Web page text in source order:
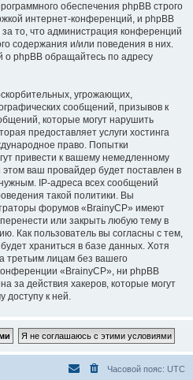
обеспечения phpBB строго
интернет-конференций, и phpBB
за то, что администрация конференций
содержания и/или поведения в них.
phpBB обращайтесь по адресу
угрожающих,
сообщений, призывов к
которые могут нарушить
предоставляет услуги хостинга
право. Попытки
привести к вашему немедленному
ваш провайдер будет поставлен в
IP-адреса всех сообщений
такой политики. Вы
форумов «BrainyCP» имеют
или закрыть любую тему в
Как пользователь вы согласны с тем,
храниться в базе данных. Хотя
третьим лицам без вашего
«BrainyCP», ни phpBB
за действия хакеров, которые могут
доступу к ней.
Часовой пояс: UTC